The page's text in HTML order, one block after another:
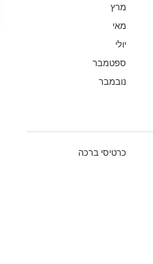
מרץ
מאי
יולי
ספטמבר
נובמבר
כרטיסי ברכה